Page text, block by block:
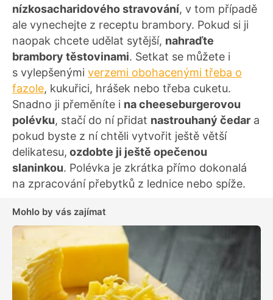
nízkosacharidového stravování, v tom případě
ale vynechejte z receptu brambory. Pokud si ji
naopak chcete udělat sytější, nahraďte
brambory těstovinami. Setkat se můžete i
s vylepšenými verzemi obohacenými třeba o
fazole, kukuřici, hrášek nebo třeba cuketu.
Snadno ji přeměníte i na cheeseburgerovou
polévku, stačí do ní přidat nastrouhaný čedar a
pokud byste z ní chtěli vytvořit ještě větší
delikatesu, ozdobte ji ještě opečenou
slaninkou. Polévka je zkrátka přímo dokonalá
na zpracování přebytků z lednice nebo spíže.
Mohlo by vás zajímat